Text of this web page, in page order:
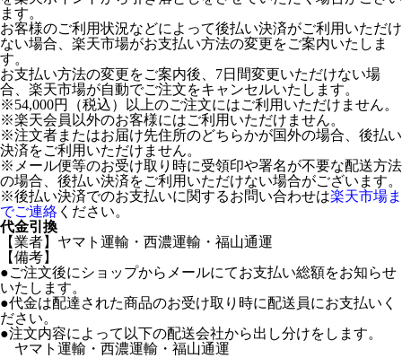
ます。
お客様のご利用状況などによって後払い決済がご利用いただけ
ない場合、楽天市場がお支払い方法の変更をご案内いたしま
す。
お支払い方法の変更をご案内後、7日間変更いただけない場
合、楽天市場が自動でご注文をキャンセルいたします。
※54,000円（税込）以上のご注文にはご利用いただけません。
※楽天会員以外のお客様にはご利用いただけません。
※注文者またはお届け先住所のどちらかが国外の場合、後払い
決済をご利用いただけません。
※メール便等のお受け取り時に受領印や署名が不要な配送方法
の場合、後払い決済をご利用いただけない場合がございます。
※後払い決済でのお支払いに関するお問い合わせは楽天市場ま
でご連絡 ください。
代金引換
【業者】ヤマト運輸・西濃運輸・福山通運
【備考】
●ご注文後にショップからメールにてお支払い総額をお知らせ
いたします。
●代金は配達された商品のお受け取り時に配送員にお支払いく
ださい。
●注文内容によって以下の配送会社から出し分けをします。
ヤマト運輸・西濃運輸・福山通運